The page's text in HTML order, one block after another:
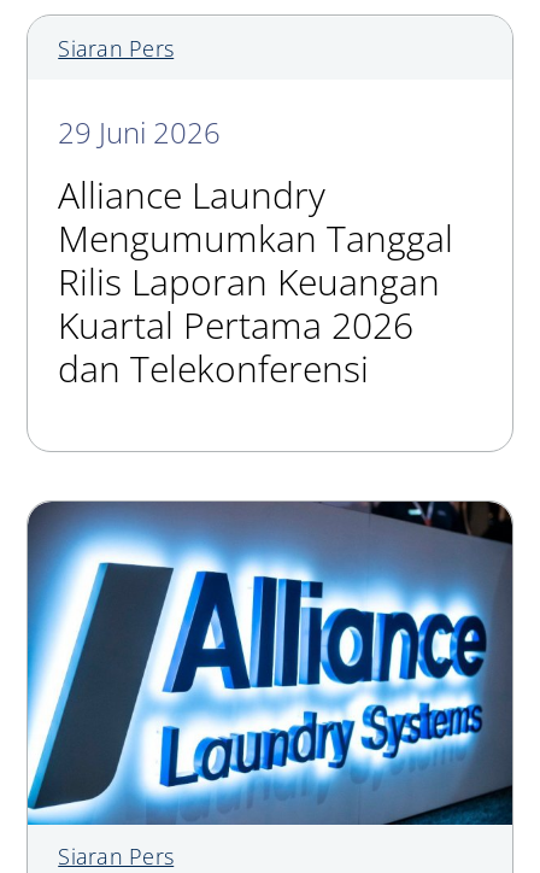
Siaran Pers
29 Juni 2026
Alliance Laundry
Mengumumkan Tanggal
Rilis Laporan Keuangan
Kuartal Pertama 2026
dan Telekonferensi
Siaran Pers